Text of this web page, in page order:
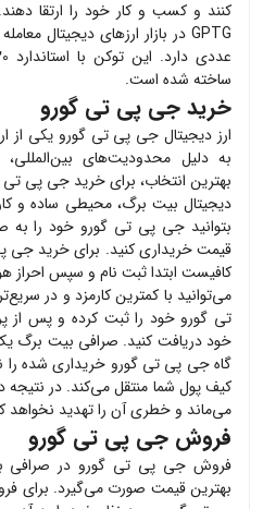
کنند و کسب و کار خود را ارتقا
عددی دارد. این توکن با استاندارد BEP-20 روی بلاک چین
ساخته شده است.
خرید جی پی تی گورو
ارز دیجیتال جی پی تی گورو یکی از
به دلیل محدودیت‌های بین‌المللی،
بهترین انتخاب، برای خریدجی پی تی
دیجیتال بیت برگ، محیطی ساده و
بتوانید جی پی تی گورو خود را به
قیمت خریداری کنید. برای خریدجی
کافیست ابتدا ثبت نام و سپس
می‌توانید با کمترین کارمزد و در
تی گورو خود را ثبت کرده و پس از
گاهجی پی تی گورو خریداری شده را
کیف پول شما منتقل می‌کند. در نتیجه
می‌ماند و خطری آن را تهدید نخواهد
فروش جی پی تی گورو
فروش جی پی تی گورو در
بهترین قیمت صورت می‌گیرد. برای